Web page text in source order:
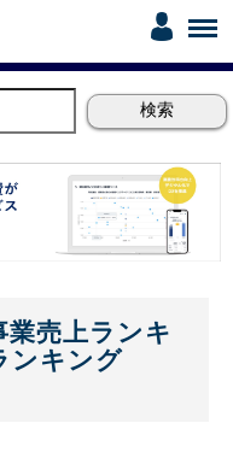
売上ランキ
ンキング